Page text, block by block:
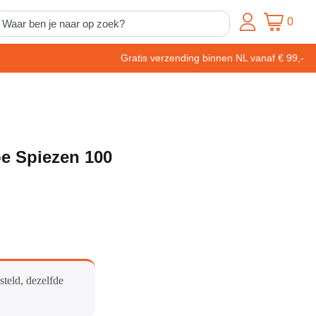
0
Gratis verzending binnen NL vanaf € 99,-
Spiezen 100
dezelfde